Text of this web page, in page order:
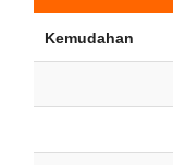
Kemudahan